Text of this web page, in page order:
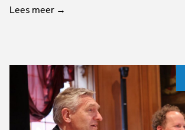
Lees meer →